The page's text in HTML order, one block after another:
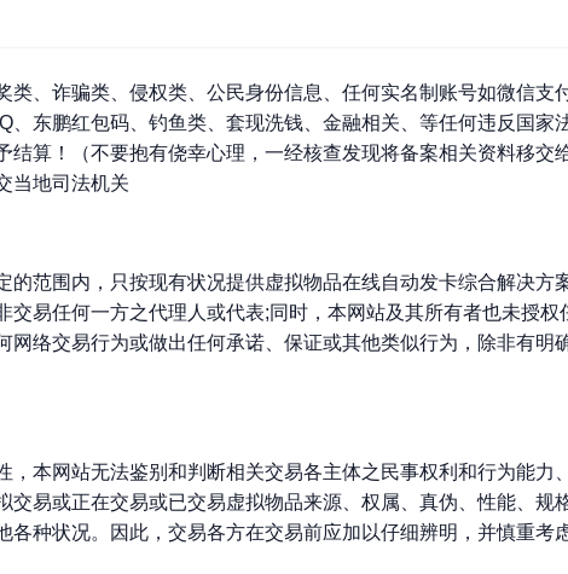
类、诈骗类、侵权类、公民身份信息、任何实名制账号如微信支
、东鹏红包码、钓鱼类、套现洗钱、金融相关、等任何违反国家
结算！（不要抱有侥幸心理，一经核查发现将备案相关资料移交
当地司法机关
的范围内，只按现有状况提供虚拟物品在线自动发卡综合解决方
交易任何一方之代理人或代表;同时，本网站及其所有者也未授权
网络交易行为或做出任何承诺、保证或其他类似行为，除非有明
，本网站无法鉴别和判断相关交易各主体之民事权利和行为能力
交易或正在交易或已交易虚拟物品来源、权属、真伪、性能、规
各种状况。因此，交易各方在交易前应加以仔细辨明，并慎重考